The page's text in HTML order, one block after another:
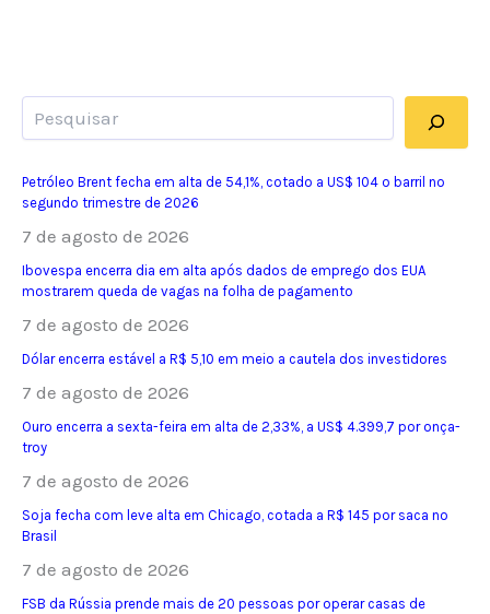
Petróleo Brent fecha em alta de 54,1%, cotado a US$ 104 o barril no
segundo trimestre de 2026
7 de agosto de 2026
Ibovespa encerra dia em alta após dados de emprego dos EUA
mostrarem queda de vagas na folha de pagamento
7 de agosto de 2026
Dólar encerra estável a R$ 5,10 em meio a cautela dos investidores
7 de agosto de 2026
Ouro encerra a sexta-feira em alta de 2,33%, a US$ 4.399,7 por onça-
troy
7 de agosto de 2026
Soja fecha com leve alta em Chicago, cotada a R$ 145 por saca no
Brasil
7 de agosto de 2026
FSB da Rússia prende mais de 20 pessoas por operar casas de